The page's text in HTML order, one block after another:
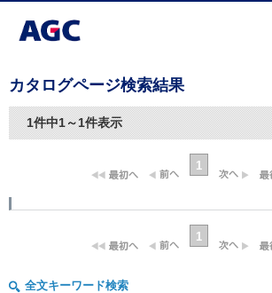
カタログページ検索結果
1件中1～1件表示
1
1
全文キーワード検索